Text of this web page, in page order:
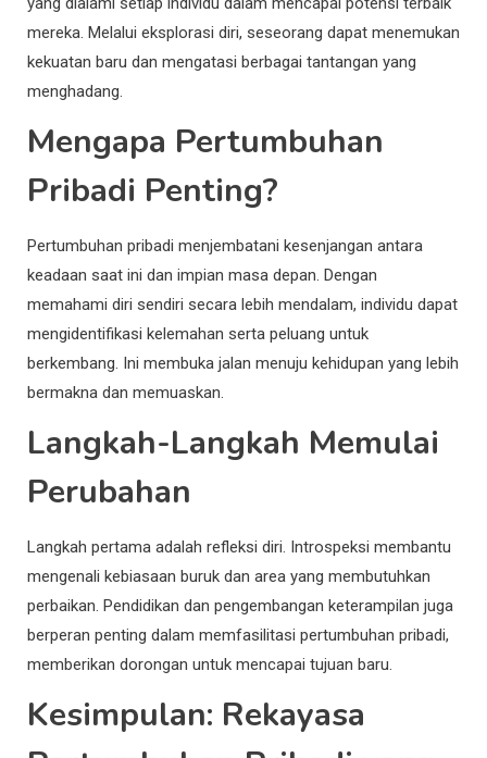
mereka. Melalui eksplorasi diri, seseorang dapat menemukan
kekuatan baru dan mengatasi berbagai tantangan yang
menghadang.
Mengapa Pertumbuhan
Pribadi Penting?
Pertumbuhan pribadi menjembatani kesenjangan antara
keadaan saat ini dan impian masa depan. Dengan
memahami diri sendiri secara lebih mendalam, individu dapat
mengidentifikasi kelemahan serta peluang untuk
berkembang. Ini membuka jalan menuju kehidupan yang lebih
bermakna dan memuaskan.
Langkah-Langkah Memulai
Perubahan
Langkah pertama adalah refleksi diri. Introspeksi membantu
mengenali kebiasaan buruk dan area yang membutuhkan
perbaikan. Pendidikan dan pengembangan keterampilan juga
berperan penting dalam memfasilitasi pertumbuhan pribadi,
memberikan dorongan untuk mencapai tujuan baru.
Kesimpulan: Rekayasa